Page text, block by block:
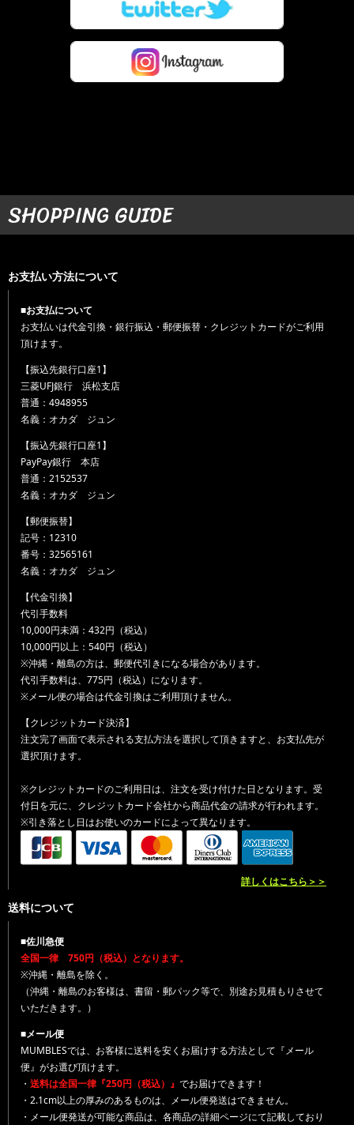
SHOPPING GUIDE
お支払い方法について
■お支払について
お支払いは代金引換・銀行振込・郵便振替・クレジットカードがご利用
頂けます。
【振込先銀行口座1】
三菱UFJ銀行 浜松支店
普通：4948955
名義：オカダ ジュン
【振込先銀行口座1】
PayPay銀行 本店
普通：2152537
名義：オカダ ジュン
【郵便振替】
記号：12310
番号：32565161
名義：オカダ ジュン
【代金引換】
代引手数料
10,000円未満：432円（税込）
10,000円以上：540円（税込）
※沖縄・離島の方は、郵便代引きになる場合があります。
代引手数料は、775円（税込）になります。
※メール便の場合は代金引換はご利用頂けません。
【クレジットカード決済】
注文完了画面で表示される支払方法を選択して頂きますと、お支払先が
選択頂けます。
※クレジットカードのご利用日は、注文を受け付けた日となります。受
付日を元に、クレジットカード会社から商品代金の請求が行われます。
※引き落とし日はお使いのカードによって異なります。
詳しくはこちら＞＞
送料について
■佐川急便
全国一律 750円（税込）となります。
※沖縄・離島を除く。
（沖縄・離島のお客様は、書留・郵パック等で、別途お見積もりさせて
いただきます。）
■メール便
MUMBLESでは、お客様に送料を安くお届けする方法として『メール
便』がお選び頂けます。
・ 送料は全国一律『250円（税込）』 でお届けできます！
・2.1cm以上の厚みのあるものは、メール便発送はできません。
・メール便発送が可能な商品は、各商品の詳細ページにて記載しており